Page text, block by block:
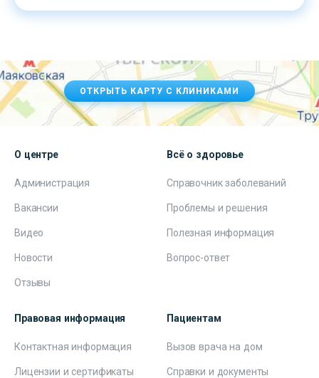
ОТКРЫТЬ КАРТУ С КЛИНИКАМИ
О центре
Администрация
Вакансии
Видео
Новости
Отзывы
Всё о здоровье
Справочник заболеваний
Проблемы и решения
Полезная информация
Вопрос-ответ
Правовая информация
Контактная информация
Лицензии и сертификаты
Пациентам
Вызов врача на дом
Справки и документы